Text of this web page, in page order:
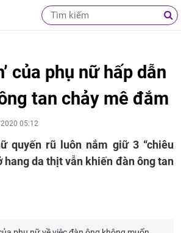
của phụ nữ hấp dẫn
tan chảy mê đắm
05:12
quyến rũ luôn nắm giữ 3 “chiêu
hang da thịt vẫn khiến đàn ông tan